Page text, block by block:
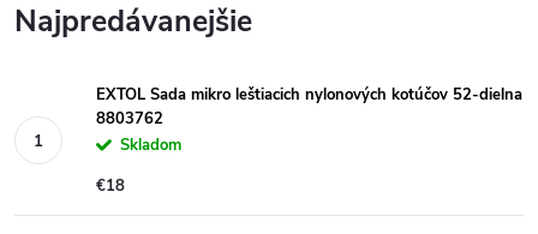
Najpredávanejšie
EXTOL Sada mikro leštiacich nylonových kotúčov 52-dielna
8803762
Skladom
€18